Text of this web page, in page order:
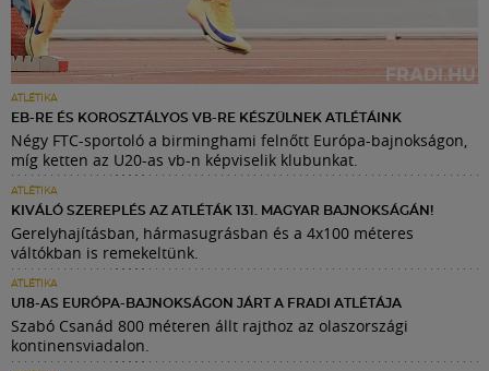
ATLÉTIKA
EB-RE ÉS KOROSZTÁLYOS VB-RE KÉSZÜLNEK ATLÉTÁINK
Négy FTC-sportoló a birminghami felnőtt Európa-bajnokságon,
míg ketten az U20-as vb-n képviselik klubunkat.
ATLÉTIKA
KIVÁLÓ SZEREPLÉS AZ ATLÉTÁK 131. MAGYAR BAJNOKSÁGÁN!
Gerelyhajításban, hármasugrásban és a 4x100 méteres
váltókban is remekeltünk.
ATLÉTIKA
U18-AS EURÓPA-BAJNOKSÁGON JÁRT A FRADI ATLÉTÁJA
Szabó Csanád 800 méteren állt rajthoz az olaszországi
kontinensviadalon.